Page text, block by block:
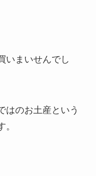
いまいせんでし
はのお土産という